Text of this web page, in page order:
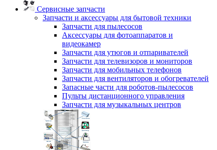
Сервисные запчасти
Запчасти и аксессуары для бытовой техники
Запчасти для пылесосов
Аксессуары для фотоаппаратов и
видеокамер
Запчасти для утюгов и отпаривателей
Запчасти для телевизоров и мониторов
Запчасти для мобильных телефонов
Запчасти для вентиляторов и обогревателей
Запасные части для роботов-пылесосов
Пульты дистанционного управления
Запчасти для музыкальных центров